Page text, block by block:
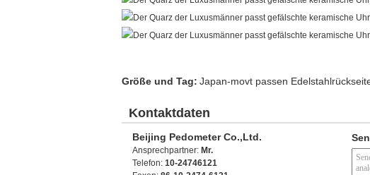
Größe und Tag: Japan-movt passen
Kontaktdaten
Beijing Pedometer Co.,Ltd.
Ansprechpartner: Mr.
Telefon: 10-24746121